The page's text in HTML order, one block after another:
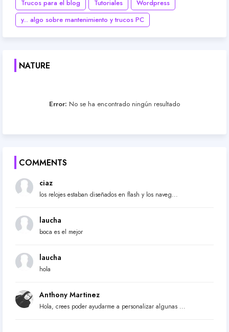
Trucos para el blog
Tutoriales
Wordpress
y... algo sobre mantenimiento y trucos PC
NATURE
Error: No se ha encontrado ningún resultado
COMMENTS
ciaz
los relojes estaban diseñados en flash y los naveg...
laucha
boca es el mejor
laucha
hola
Anthony Martinez
Hola, crees poder ayudarme a personalizar algunas ...